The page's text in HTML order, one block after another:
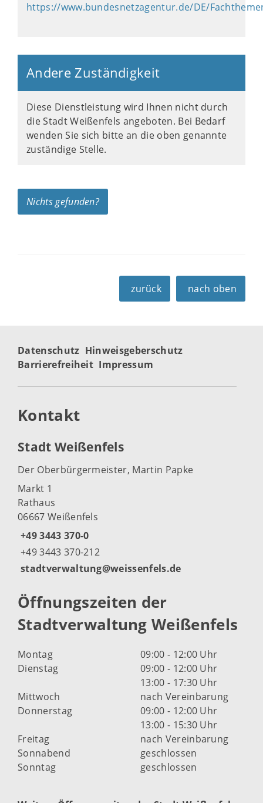
https://www.bundesnetzagentur.de/DE/
Andere Zuständigkeit
Diese Dienstleistung wird Ihnen nicht durch
die Stadt Weißenfels angeboten. Bei Bedarf
wenden Sie sich bitte an die oben genannte
zuständige Stelle.
Nichts gefunden?
zurück nach oben
Datenschutz Hinweisgeberschutz
Barrierefreiheit Impressum
Kontakt
Stadt Weißenfels
Der Oberbürgermeister, Martin Papke
Markt 1
Rathaus
06667 Weißenfels
+49 3443 370-0
+49 3443 370-212
stadtverwaltung@weissenfels.de
Öffnungszeiten der
Stadtverwaltung Weißenfels
Montag
09:00 - 12:00 Uhr
Dienstag
09:00 - 12:00 Uhr
13:00 - 17:30 Uhr
Mittwoch
nach Vereinbarung
Donnerstag
09:00 - 12:00 Uhr
13:00 - 15:30 Uhr
Freitag
nach Vereinbarung
Sonnabend
geschlossen
Sonntag
geschlossen